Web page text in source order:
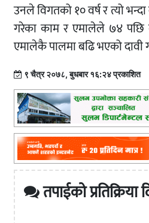
उनले विगतको १० वर्ष र त्यो
गरेका काम र एमालेले ७४ पछि
एमालेकै पालमा बढि भएको दावी
९ चैत्र २०७८, बुधबार १६:२४ प्रकाशित
तपाईको प्रतिक्रिया